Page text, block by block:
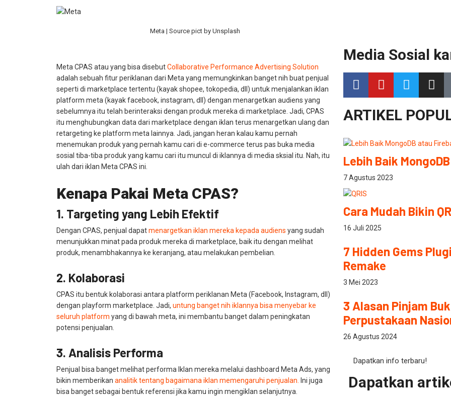
Meta | Source pict by Unsplash
Meta CPAS atau yang bisa disebutCollaborative Performance Advertising Solution
adalah sebuah fitur periklanan dari Meta yang memungkinkan banget nih buat penjual
seperti di marketplace tertentu (kayak shopee, tokopedia, dll) untuk menjalankan iklan
platform meta (kayak facebook, instagram, dll) dengan menargetkan audiens yang
sebelumnya itu telah berinteraksi dengan produk mereka di marketplace. Jadi, CPAS
itu menghubungkan data dari marketplace dengan iklan terus menargetkan ulang dan
retargeting ke platform meta lainnya. Jadi, jangan heran kalau kamu pernah
menemukan produk yang pernah kamu cari di e-commerce terus pas buka media
sosial tiba-tiba produk yang kamu cari itu muncul di iklannya di media sksial itu. Nah, itu
ulah dari iklan Meta CPAS ini.
Kenapa Pakai Meta CPAS?
1. Targeting yang Lebih Efektif
Dengan CPAS, penjual dapatmenargetkan iklan mereka kepada audiens yang sudah
menunjukkan minat pada produk mereka di marketplace, baik itu dengan melihat
produk, menambhakannya ke keranjang, atau melakukan pembelian.
2. Kolaborasi
CPAS itu bentuk kolaborasi antara platform periklanan Meta (Facebook, Instagram, dll)
dengan playform marketplace. Jadi, untung banget nih iklannya bisa menyebar ke
seluruh platform yang di bawah meta, ini membantu banget dalam peningkatan
potensi penjualan.
3. Analisis Performa
Penjual bisa banget melihat performa Iklan mereka melalui dashboard Meta Ads, yang
bikin memberikan analitik tentang bagaimana iklan memengaruhi penjualan. Ini juga
bisa banget sebagai bentuk referensi jika kamu ingin mengiklan selanjutnya.
Media Sosial
ARTIKEL
Lebih Baik
7 Agustus 2023
Cara Mudah Bikin
16 Juli 2025
7 Hidden Gems
Remake
3 Mei 2023
3 Alasan Pinjam
Perpustakaan
26 Agustus 2024
Dapatkan info terbaru!
Dapatkan